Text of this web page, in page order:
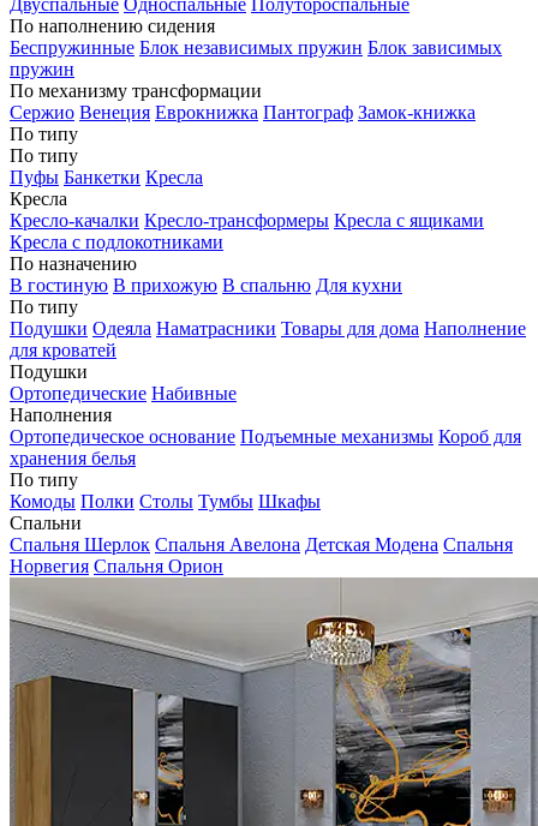
Двуспальные Односпальные Полутороспальные
По наполнению сидения
Беспружинные Блок независимых пружин Блок зависимых
пружин
По механизму трансформации
Сержио Венеция Еврокнижка Пантограф Замок-книжка
По типу
По типу
Пуфы Банкетки Кресла
Кресла
Кресло-качалки Кресло-трансформеры Кресла с ящиками
Кресла с подлокотниками
По назначению
В гостиную В прихожую В спальню Для кухни
По типу
Подушки Одеяла Наматрасники Товары для дома Наполнение
для кроватей
Подушки
Ортопедические Набивные
Наполнения
Ортопедическое основание Подъемные механизмы Короб для
хранения белья
По типу
Комоды Полки Столы Тумбы Шкафы
Спальни
Спальня Шерлок Спальня Авелона Детская Модена Спальня
Норвегия Спальня Орион